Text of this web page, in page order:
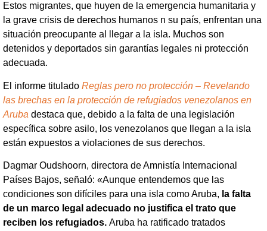
Estos migrantes, que huyen de la emergencia humanitaria y
la grave crisis de derechos humanos n su país, enfrentan una
situación preocupante al llegar a la isla. Muchos son
detenidos y deportados sin garantías legales ni protección
adecuada.
El informe titulado Reglas pero no protección – Revelando
las brechas en la protección de refugiados venezolanos en
Aruba destaca que, debido a la falta de una legislación
específica sobre asilo, los venezolanos que llegan a la isla
están expuestos a violaciones de sus derechos.
Dagmar Oudshoorn, directora de Amnistía Internacional
Países Bajos, señaló: «Aunque entendemos que las
condiciones son difíciles para una isla como Aruba, la falta
de un marco legal adecuado no justifica el trato que
reciben los refugiados. Aruba ha ratificado tratados